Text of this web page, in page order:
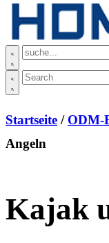
Startseite / ODM-
Angeln
Kajak